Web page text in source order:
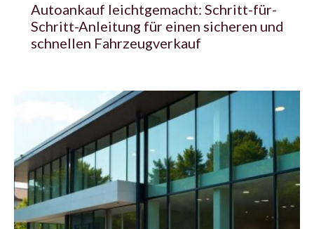
Autoankauf leichtgemacht: Schritt-für-
Schritt-Anleitung für einen sicheren und
schnellen Fahrzeugverkauf